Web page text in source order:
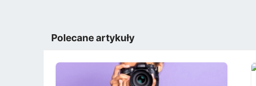
Polecane artykuły